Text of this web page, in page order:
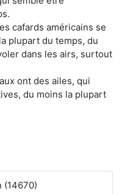
cafards américains se
plupart du temps, du
dans les airs, surtout
ont des ailes, qui
du moins la plupart
(14670)